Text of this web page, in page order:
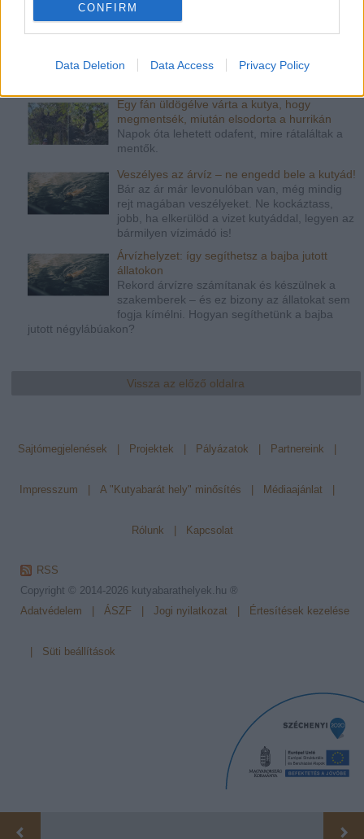
CONFIRM
Data Deletion Data Access Privacy Policy
Csivava mentette meg szakadékba zuhant
gazdáját Svájcban
A kis csivava mutatta meg a svájci
a Fee gleccseren, péntek délután. Ezzel
Egy fán üldögélve várta a kutya, hogy
megmentsék, miután elsodorta a hurrikán
Napok óta lehetett odafent, mire rátaláltak a
mentők.
Veszélyes az árvíz – ne engedd bele a kutyád!
Bár az ár már levonulóban van, még mindig
rejt magában veszélyeket. Ne kockáztass,
jobb, ha elkerülöd a vizet kutyáddal, legyen az
bármilyen vízimádó is!
Árvízhelyzet: így segíthetsz a bajba jutott
állatokon
Rekord árvízre számítanak és készülnek a
szakemberek – és ez bizony az állatokat sem
fogja kímélni. Hogyan segíthetünk a bajba
jutott négylábúakon?
Vissza az előző oldalra
Sajtómegjelenések | Projektek | Pályázatok | Partnereink |
Impresszum | A "Kutyabarát hely" minősítés | Médiaajánlat |
Rólunk | Kapcsolat
RSS
Copyright © 2014-2026 kutyabarathelyek.hu ®
Adatvédelem | ÁSZF | Jogi nyilatkozat | Értesítések kezelése
| Süti beállítások